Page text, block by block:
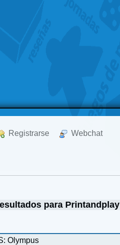
Registrarse Webchat
para Printandplay
Olympus